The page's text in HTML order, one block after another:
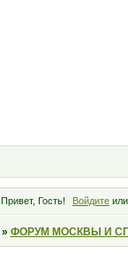
Привет, Гость! Войдите или
» ФОРУМ МОСКВЫ И